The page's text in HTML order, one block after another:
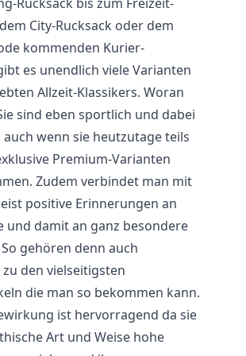
City-Rucksack oder dem
kommenden Kurier-
es unendlich viele Varianten
Allzeit-Klassikers. Woran
sind eben sportlich und dabei
auch wenn sie heutzutage teils
Premium-Varianten
Zudem verbindet man mit
positive Erinnerungen an
und damit an ganz besondere
gehören denn auch
zu den vielseitigsten
die man so bekommen kann.
ist hervorragend da sie
Art und Weise hohe